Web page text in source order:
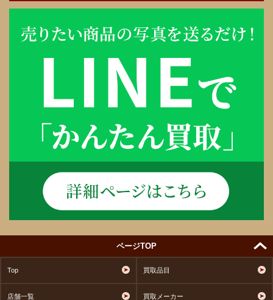
ページTOP
Top 買取品目
店舗一覧 買取メーカー